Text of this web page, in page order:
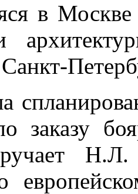
в
заказу
Н.Л.